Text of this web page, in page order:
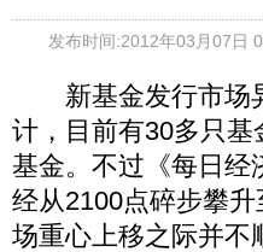
发布时间:2012年03月07日
新基金发行市场异
计，目前有30多只
基金。不过《每日经
经从2100点碎步攀
场重心上移之际并不